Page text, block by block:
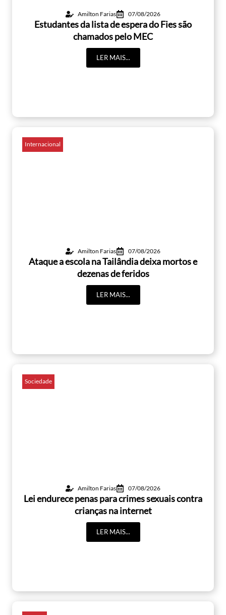
Amilton Farias 07/08/2026
Estudantes da lista de espera do Fies são
chamados pelo MEC
LER MAIS...
Internacional
Amilton Farias 07/08/2026
Ataque a escola na Tailândia deixa mortos e
dezenas de feridos
LER MAIS...
Sociedade
Amilton Farias 07/08/2026
Lei endurece penas para crimes sexuais contra
crianças na internet
LER MAIS...